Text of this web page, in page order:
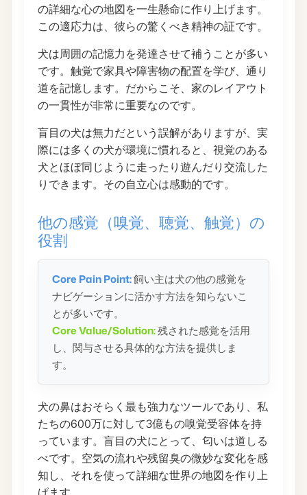
の詳細な心の地図を一生懸命に作り上げます。
この適応力は、彼らの驚くべき精神の証です。
犬は周囲の記憶力を発達させて補うことが多い
です。触覚で家具や障害物の配置を学び、通り
道を記憶します。だからこそ、家のレイアウト
の一貫性が非常に重要なのです。
盲目の犬は無力だという誤解がありますが、実
際には多くの犬が環境に慣れると、視覚のある
犬とほぼ同じように走ったり遊んだり交流した
りできます。その自立心は感動的です。
他の感覚（嗅覚、聴覚、触覚）の
役割
Core Pain Point:飼い主は犬の他の感覚を
ナビゲーションに活かす方法を知らないこ
とが多いです。
Core Value/Solution:残された感覚を活用
し、関与させる具体的な方法を提供しま
す。
犬の鼻はおそらく最も強力なツールであり、私
たちの600万に対して3億もの嗅覚受容体を持
っています。盲目の犬にとって、匂いは道しる
べです。空気の流れや残留臭の微妙な変化を感
知し、それを使って詳細な世界の地図を作り上
げます。